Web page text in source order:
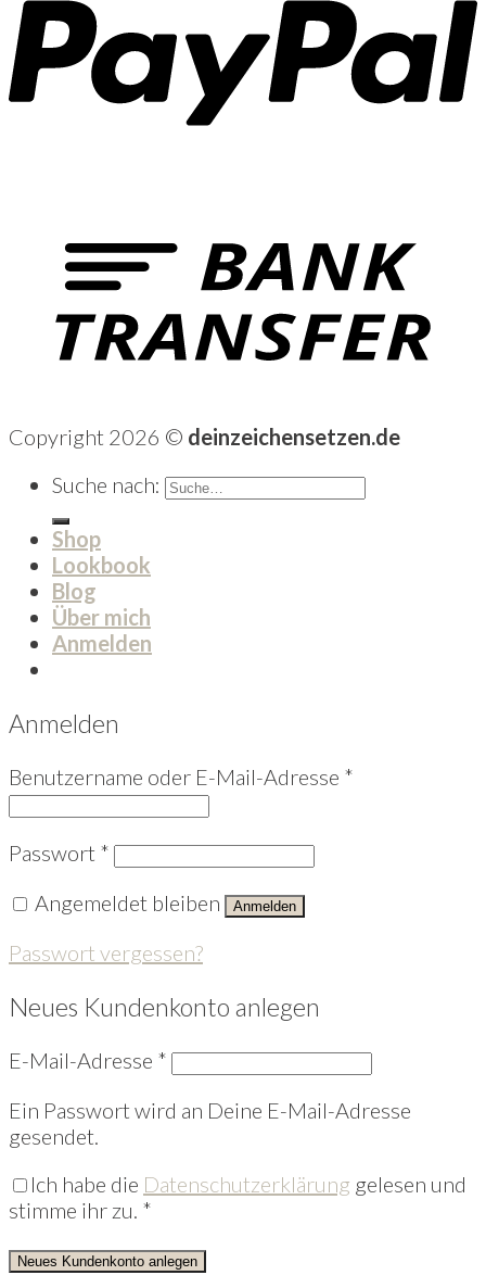
Copyright 2026 © deinzeichensetzen.de
Suche nach:
Shop
Lookbook
Blog
Über mich
Anmelden
Anmelden
Benutzername oder E-Mail-Adresse *
Passwort *
Angemeldet bleiben
Anmelden
Passwort vergessen?
Neues Kundenkonto anlegen
E-Mail-Adresse *
Ein Passwort wird an Deine E-Mail-Adresse
gesendet.
Ich habe die Datenschutzerklärung gelesen und
stimme ihr zu. *
Neues Kundenkonto anlegen